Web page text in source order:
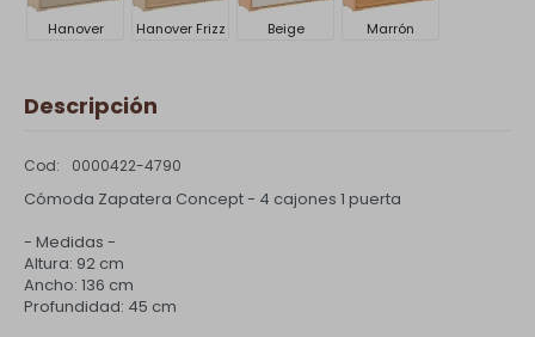
Hanover Hanover Frizz Beige Marrón
Descripción
0000422-4790
Cómoda Zapatera Concept - 4 cajones 1 puerta
- Medidas -
Altura: 92 cm
Ancho: 136 cm
Profundidad: 45 cm